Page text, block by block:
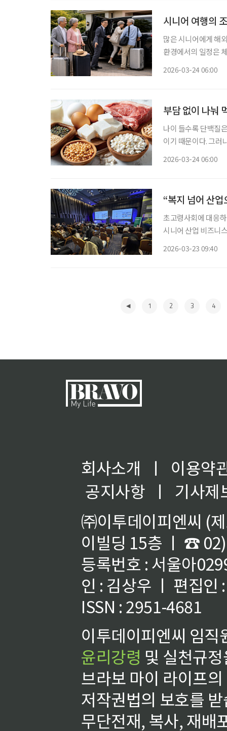
시니어 여행의
많은 시니어에게 해
환경에서의 일정은
2026-03-24 06:00
부담 없이 나눠
나이 들수록 단백질
이기 때문이다. 그러
2026-03-24 06:00
“복지 넘어 산
초고령사회에 대응
시니어 산업 비즈니
2026-03-23 09:40
1 2 3 4
회사소개 ㅣ
이용약
공지사항
ㅣ
기사제
㈜이투데이피엔씨 (
이빌딩 15층 ㅣ ☎
등록번호 : 서울아
인 : 김상우 ㅣ 편집인
ISSN : 2951-4681
이투데이피엔씨 임
윤리강령 및 실천규
브라보 마이 라이프
저작권법의 보호를
무단전재, 복사, 재배